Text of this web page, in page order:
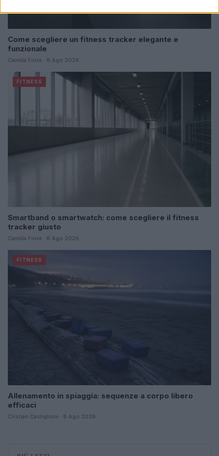
Come scegliere un fitness tracker elegante e
funzionale
Camilla Fiore · 8 Ago 2026
FITNESS
Smartband o smartwatch: come scegliere il fitness
tracker giusto
Camilla Fiore · 8 Ago 2026
FITNESS
Allenamento in spiaggia: sequenze a corpo libero
efficaci
Cristian Castiglioni · 8 Ago 2026